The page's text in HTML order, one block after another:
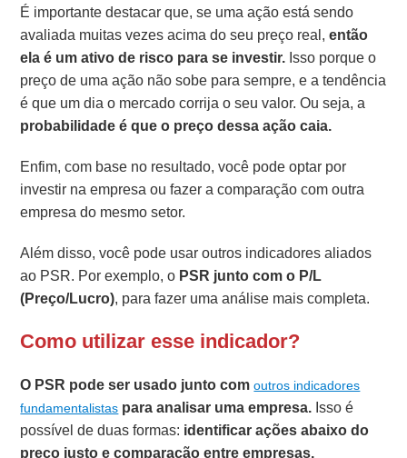
É importante destacar que, se uma ação está sendo
avaliada muitas vezes acima do seu preço real,então
ela é um ativo de risco para se investir. Isso porque o
preço de uma ação não sobe para sempre, e a tendência
é que um dia o mercado corrija o seu valor. Ou seja, a
probabilidade é que o preço dessa ação caia.
Enfim, com base no resultado, você pode optar por
investir na empresa ou fazer a comparação com outra
empresa do mesmo setor.
Além disso, você pode usar outros indicadores aliados
ao PSR. Por exemplo, o PSR junto com o P/L
(Preço/Lucro), para fazer uma análise mais completa.
Como utilizar esse indicador?
O PSR pode ser usado junto comoutros indicadores
fundamentalistas para analisar uma empresa. Isso é
possível de duas formas: identificar ações abaixo do
preço justo e comparação entre empresas.